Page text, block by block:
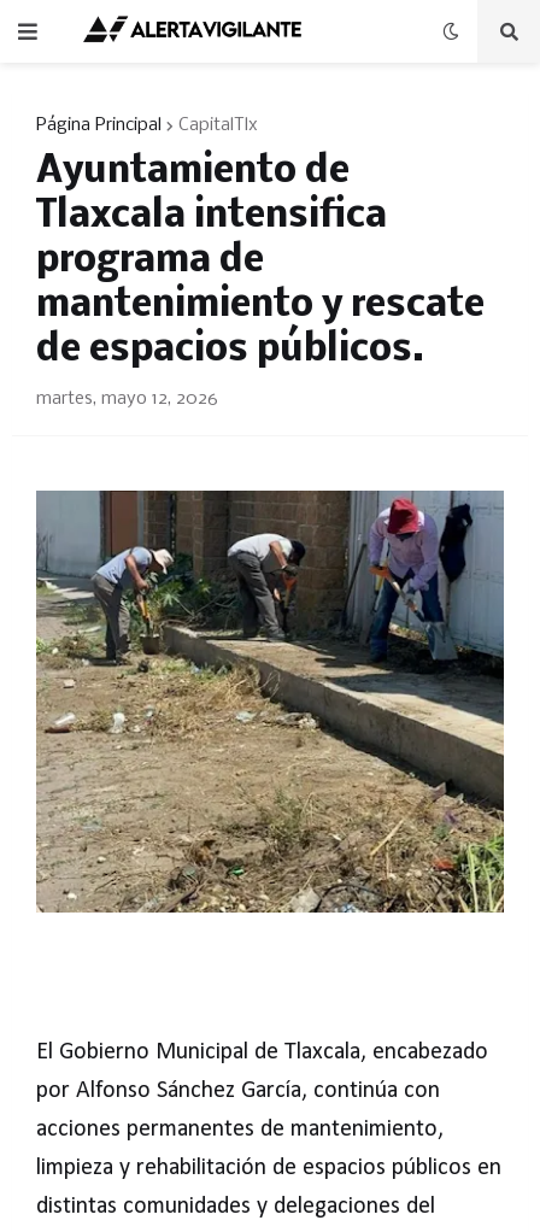
Página Principal CapitalTlx
Ayuntamiento de
Tlaxcala intensifica
programa de
mantenimiento y rescate
de espacios públicos.
martes, mayo 12, 2026
El Gobierno Municipal de Tlaxcala, encabezado
por Alfonso Sánchez García, continúa con
acciones permanentes de mantenimiento,
limpieza y rehabilitación de espacios públicos en
distintas comunidades y delegaciones del